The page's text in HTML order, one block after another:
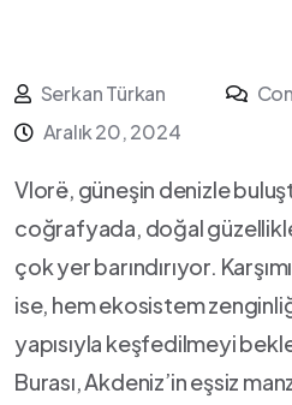
Serkan Türkan
Aralık 20, 2024
Vlorë, ​güneşin⁤ denizle
coğrafyada, doğal
çok yer barındırıyor.
ise, ‍hem ‍ekosistem‌
‍yapısıyla keşfedilmeyi
Burası, ‌Akdeniz’in eşsiz